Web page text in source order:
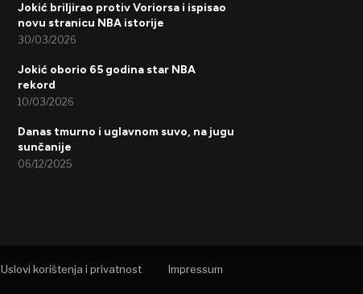
Jokić briljirao protiv Voriorsa i ispisao
novu stranicu NBA istorije
30/03/2026
Jokić oborio 65 godina star NBA
rekord
10/03/2026
Danas tmurno i uglavnom suvo, na jugu
sunčanije
06/12/2025
Uslovi korištenja i privatnost Impressum